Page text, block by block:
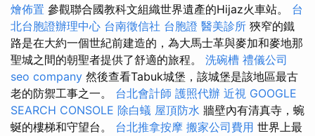
燴佈置 參觀聯合國教科文組織世界遺產的Hijaz火車站。 台
北台胞證辦理中心 台南徵信社 台胞證 醫美診所 狹窄的鐵
路是在大約一個世紀前建造的，為大馬士革與麥加和麥地那
聖城之間的朝聖者提供了舒適的旅程。 洗碗槽 禮儀公司
seo company 然後查看Tabuk城堡，該城堡是該地區最古
老的防禦工事之一。 台北會計師 護照代辦 近視 GOOGLE
SEARCH CONSOLE 除白蟻 屋頂防水 牆壁內有清真寺，蜿
蜒的樓梯和守望台。 台北推拿按摩 搬家公司費用 世界上最